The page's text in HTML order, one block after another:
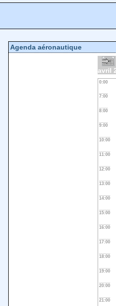
Agenda aéronautique
avril
0:00
7:00
8:00
9:00
10:00
11:00
12:00
13:00
14:00
15:00
16:00
17:00
18:00
19:00
20:00
21:00